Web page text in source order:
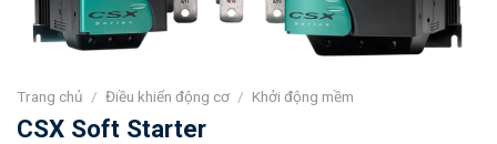
Trang chủ / Điều khiển động cơ / Khởi động mềm
CSX Soft Starter